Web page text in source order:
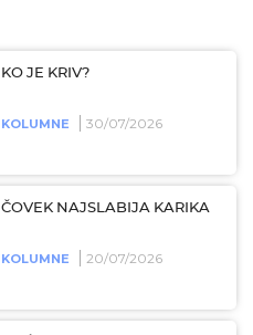
KO JE KRIV?
KOLUMNE 30/07/2026
ČOVEK NAJSLABIJA KARIKA
KOLUMNE 20/07/2026